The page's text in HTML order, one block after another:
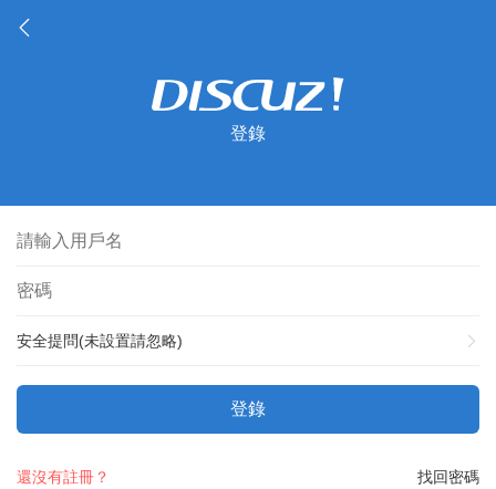
登錄
安全提問(未設置請忽略)
登錄
找回密碼
還沒有註冊？